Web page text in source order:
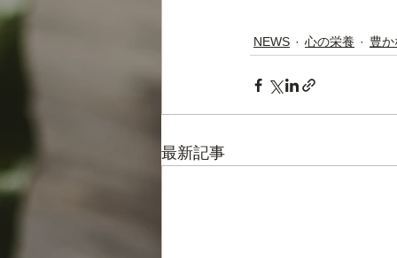
NEWS 心の栄養 豊
最新記事